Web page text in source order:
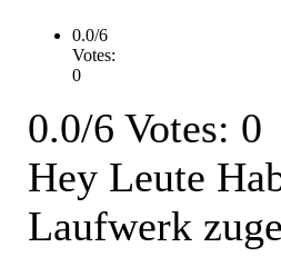
0.0/6
Votes:
0
0.0/6 Votes: 0
Hey Leute
Laufwerk